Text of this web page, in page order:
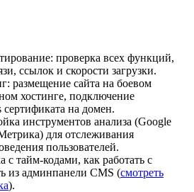
проверка всех функций,
ссылок и скорости загрузки.
размещение сайта на боевом
хостинге, подключение
на домен.
инструментов анализа (Google
для отслеживания
пользователей.
с тайм-кодами, как работать с
из админпанели CMS (смотреть
).